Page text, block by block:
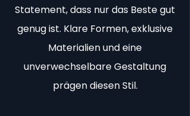
Statement, dass nur das Beste gut
genug ist. Klare Formen, exklusive
Materialien und eine
unverwechselbare Gestaltung
prägen diesen Stil.